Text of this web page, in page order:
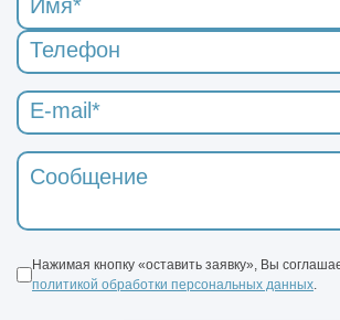
Нажимая кнопку «оставить заявку», Вы
политикой обработки персональных данных.